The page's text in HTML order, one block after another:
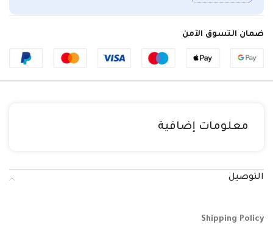
ضمان التسوق الآمن
معلومات إضافية
التوصيل
Shipping Policy